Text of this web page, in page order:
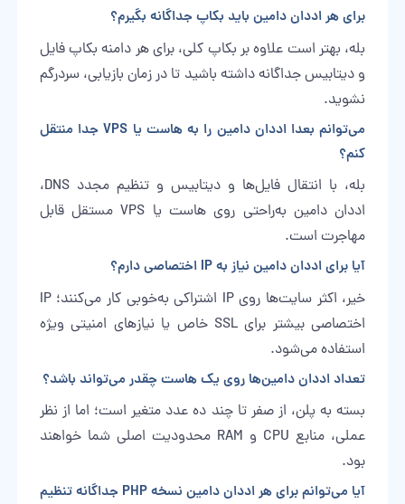
برای هر اددان دامین باید بکاپ جداگانه بگیرم؟
بله، بهتر است علاوه بر بکاپ کلی، برای هر دامنه بکاپ فایل
و دیتابیس جداگانه داشته باشید تا در زمان بازیابی، سردرگم
نشوید.
می‌توانم بعدا اددان دامین را به هاست یا VPS جدا منتقل
کنم؟
بله، با انتقال فایل‌ها و دیتابیس و تنظیم مجدد DNS،
اددان دامین به‌راحتی روی هاست یا VPS مستقل قابل
مهاجرت است.
آیا برای اددان دامین نیاز به IP اختصاصی دارم؟
خیر، اکثر سایت‌ها روی IP اشتراکی به‌خوبی کار می‌کنند؛ IP
اختصاصی بیشتر برای SSL خاص یا نیازهای امنیتی ویژه
استفاده می‌شود.
تعداد اددان دامین‌ها روی یک هاست چقدر می‌تواند باشد؟
بسته به پلن، از صفر تا چند ده عدد متغیر است؛ اما از نظر
عملی، منابع CPU و RAM محدودیت اصلی شما خواهند
بود.
آیا می‌توانم برای هر اددان دامین نسخه PHP جداگانه تنظیم